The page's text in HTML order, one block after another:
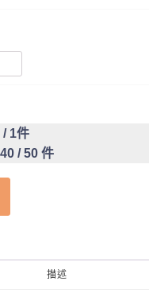
/ 1件
/ 50 件
描述